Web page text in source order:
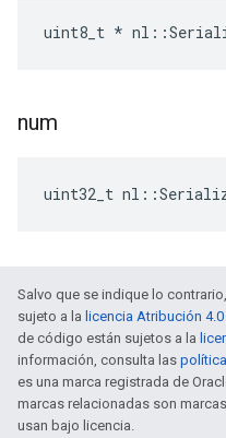
uint8_t *
num
uint32_t
Salvo que se indique lo
sujeto a la licencia Atribución
de código están sujetos a la
información, consulta las
es una marca registrada de
marcas relacionadas son
usan bajo licencia.